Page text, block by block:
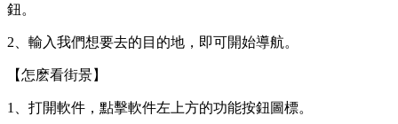
鈕。
2、輸入我們想要去的目的地，即可開始導航。
【怎麽看街景】
1、打開軟件，點擊軟件左上方的功能按鈕圖標。